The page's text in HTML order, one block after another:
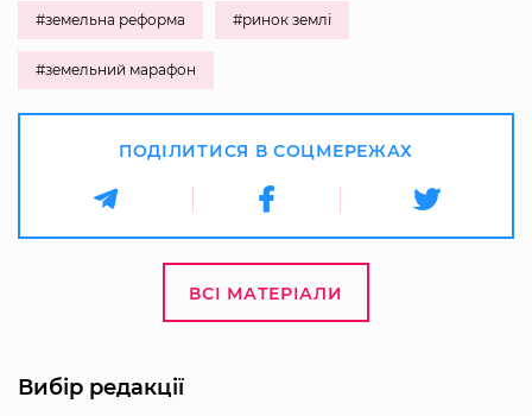
#земельна реформа #ринок землі
#земельний марафон
ПОДІЛИТИСЯ В СОЦМЕРЕЖАХ
ВСІ МАТЕРІАЛИ
Вибір редакції